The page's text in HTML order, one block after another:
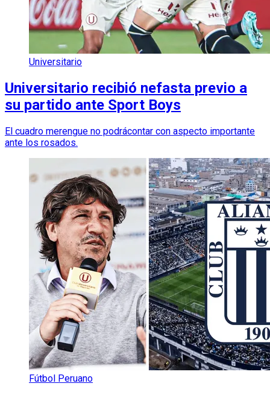
Universitario
Universitario recibió nefasta previo a
su partido ante Sport Boys
El cuadro merengue no podrácontar con aspecto importante
ante los rosados.
Fútbol Peruano